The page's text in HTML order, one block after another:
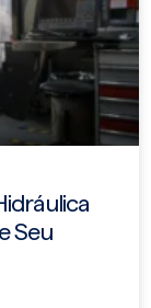
Seu